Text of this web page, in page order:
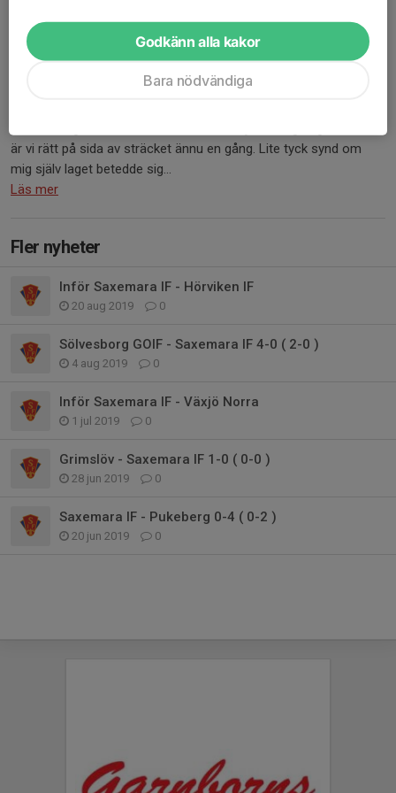
Carlshamn U - Saxemara IF 3-5 ( 2-2 )
1 kommentar
är vi rätt på sida av sträcket ännu en gång. Lite tyck synd om
mig själv laget betedde sig...
Läs mer
Fler nyheter
Inför Saxemara IF - Hörviken IF
20 aug 2019 0
Sölvesborg GOIF - Saxemara IF 4-0 ( 2-0 )
4 aug 2019 0
Inför Saxemara IF - Växjö Norra
1 jul 2019 0
Grimslöv - Saxemara IF 1-0 ( 0-0 )
28 jun 2019 0
Saxemara IF - Pukeberg 0-4 ( 0-2 )
20 jun 2019 0
Godkänn alla kakor
Bara nödvändiga